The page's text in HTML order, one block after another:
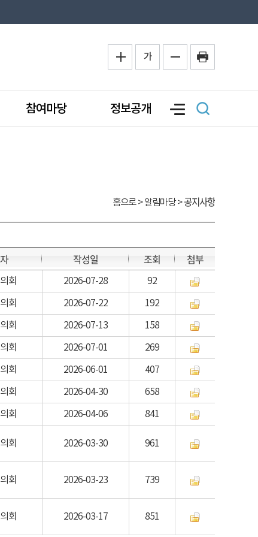
가
참여마당 정보공개
홈으로> 알림마당 >공지사항
작성일 조회 첨부
회 2026-07-28 92
회 2026-07-22 192
회 2026-07-13 158
회 2026-07-01 269
회 2026-06-01 407
회 2026-04-30 658
회 2026-04-06 841
회 2026-03-30 961
회 2026-03-23 739
회 2026-03-17 851